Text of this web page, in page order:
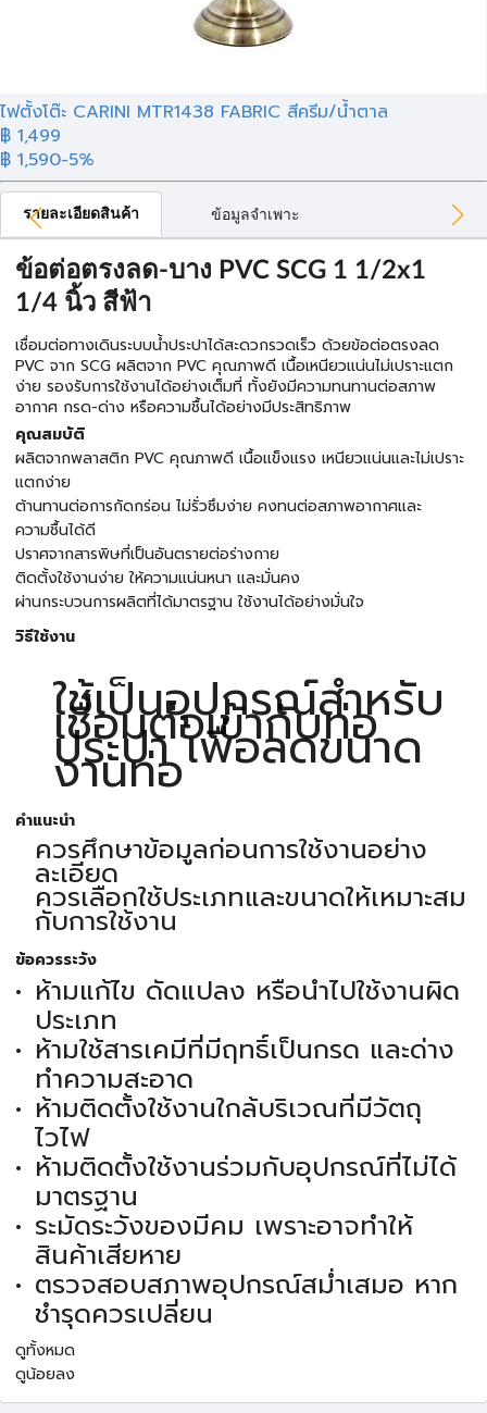
ไฟตั้งโต๊ะ CARINI MTR1438 FABRIC สีครีม/น้ำตาล
฿ 1,499
฿ 1,590-5%
รายละเอียดสินค้า ข้อมูลจำเพาะ
ข้อต่อตรงลด-บาง PVC SCG 1 1/2x1
1/4 นิ้ว สีฟ้า
เชื่อมต่อทางเดินระบบน้ำประปาได้สะดวกรวดเร็ว ด้วยข้อต่อตรงลด
PVC จาก SCG ผลิตจาก PVC คุณภาพดี เนื้อเหนียวแน่นไม่เปราะแตก
ง่าย รองรับการใช้งานได้อย่างเต็มที่ ทั้งยังมีความทนทานต่อสภาพ
อากาศ กรด-ด่าง หรือความชื้นได้อย่างมีประสิทธิภาพ
คุณสมบัติ
ผลิตจากพลาสติก PVC คุณภาพดี เนื้อแข็งแรง เหนียวแน่นและไม่เปราะ
แตกง่าย
ต้านทานต่อการกัดกร่อน ไม่รั่วซึมง่าย คงทนต่อสภาพอากาศและ
ความชื้นได้ดี
ปราศจากสารพิษที่เป็นอันตรายต่อร่างกาย
ติดตั้งใช้งานง่าย ให้ความแน่นหนา และมั่นคง
ผ่านกระบวนการผลิตที่ได้มาตรฐาน ใช้งานได้อย่างมั่นใจ
วิธีใช้งาน
ใช้เป็นอุปกรณ์สำหรับ
เชื่อมต่อเข้ากับท่อ
ประปา เพื่อลดขนาด
งานท่อ
คำแนะนำ
ควรศึกษาข้อมูลก่อนการใช้งานอย่าง
ละเอียด
ควรเลือกใช้ประเภทและขนาดให้เหมาะสม
กับการใช้งาน
ข้อควรระวัง
ห้ามแก้ไข ดัดแปลง หรือนำไปใช้งานผิด
ประเภท
ห้ามใช้สารเคมีที่มีฤทธิ์เป็นกรด และด่าง
ทำความสะอาด
ห้ามติดตั้งใช้งานใกล้บริเวณที่มีวัตถุ
ไวไฟ
ห้ามติดตั้งใช้งานร่วมกับอุปกรณ์ที่ไม่ได้
มาตรฐาน
ระมัดระวังของมีคม เพราะอาจทำให้
สินค้าเสียหาย
ตรวจสอบสภาพอุปกรณ์สม่ำเสมอ หาก
ชำรุดควรเปลี่ยน
ดูทั้งหมด
ดูน้อยลง